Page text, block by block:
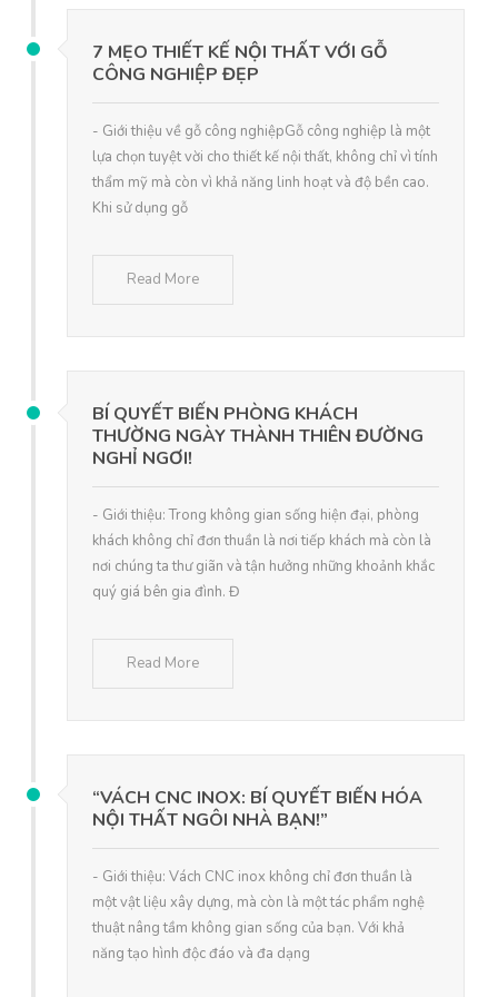
7 MẸO THIẾT KẾ NỘI THẤT VỚI GỖ
CÔNG NGHIỆP ĐẸP
- Giới thiệu về gỗ công nghiệpGỗ công nghiệp là một
lựa chọn tuyệt vời cho thiết kế nội thất, không chỉ vì tính
thẩm mỹ mà còn vì khả năng linh hoạt và độ bền cao.
Khi sử dụng gỗ
Read More
BÍ QUYẾT BIẾN PHÒNG KHÁCH
THƯỜNG NGÀY THÀNH THIÊN ĐƯỜNG
NGHỈ NGƠI!
- Giới thiệu: Trong không gian sống hiện đại, phòng
khách không chỉ đơn thuần là nơi tiếp khách mà còn là
nơi chúng ta thư giãn và tận hưởng những khoảnh khắc
quý giá bên gia đình. Đ
Read More
“VÁCH CNC INOX: BÍ QUYẾT BIẾN HÓA
NỘI THẤT NGÔI NHÀ BẠN!”
- Giới thiệu: Vách CNC inox không chỉ đơn thuần là
một vật liệu xây dựng, mà còn là một tác phẩm nghệ
thuật nâng tầm không gian sống của bạn. Với khả
năng tạo hình độc đáo và đa dạng